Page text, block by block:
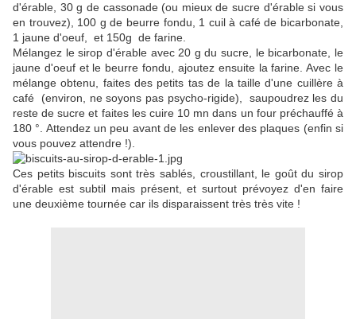
d'érable, 30 g de cassonade (ou mieux de sucre d'érable si vous
en trouvez), 100 g de beurre fondu, 1 cuil à café de bicarbonate,
1 jaune d'oeuf, et 150g de farine.
Mélangez le sirop d'érable avec 20 g du sucre, le bicarbonate, le
jaune d'oeuf et le beurre fondu, ajoutez ensuite la farine. Avec le
mélange obtenu, faites des petits tas de la taille d'une cuillère à
café (environ, ne soyons pas psycho-rigide), saupoudrez les du
reste de sucre et faites les cuire 10 mn dans un four préchauffé à
180 °. Attendez un peu avant de les enlever des plaques (enfin si
vous pouvez attendre !).
Ces petits biscuits sont très sablés, croustillant, le goût du sirop
d'érable est subtil mais présent, et surtout prévoyez d'en faire
une deuxième tournée car ils disparaissent très très vite !